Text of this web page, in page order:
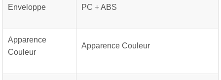
Enveloppe PC + ABS
Apparence
Couleur
Apparence Couleur